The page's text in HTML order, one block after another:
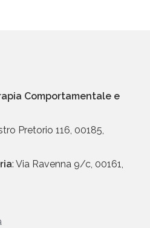
Comportamentale e
Pretorio 116, 00185,
: Via Ravenna 9/c, 00161,